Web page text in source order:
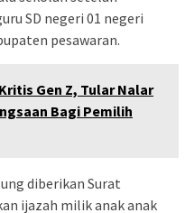
SD negeri 01 negeri
pesawaran.
Gen Z, Tular Nalar
Bagi Pemilih
diberikan Surat
ijazah milik anak anak